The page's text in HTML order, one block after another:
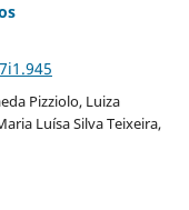
Pizziolo, Luiza
Luísa Silva Teixeira,